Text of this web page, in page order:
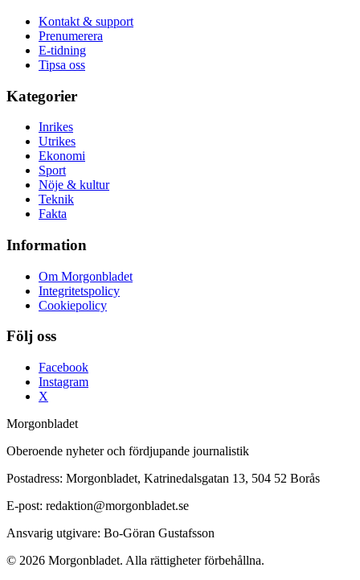
Kontakt & support
Prenumerera
E-tidning
Tipsa oss
Kategorier
Inrikes
Utrikes
Ekonomi
Sport
Nöje & kultur
Teknik
Fakta
Information
Om Morgonbladet
Integritetspolicy
Cookiepolicy
Följ oss
Facebook
Instagram
X
Morgonbladet
Oberoende nyheter och fördjupande journalistik
Postadress: Morgonbladet, Katrinedalsgatan 13, 504 52 Borås
E-post: redaktion@morgonbladet.se
Ansvarig utgivare: Bo-Göran Gustafsson
© 2026 Morgonbladet. Alla rättigheter förbehållna.